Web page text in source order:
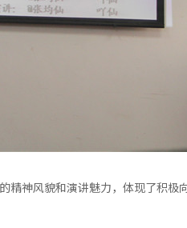
精神风貌和演讲魅力，体现了积极